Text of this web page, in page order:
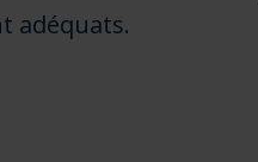
adéquats.